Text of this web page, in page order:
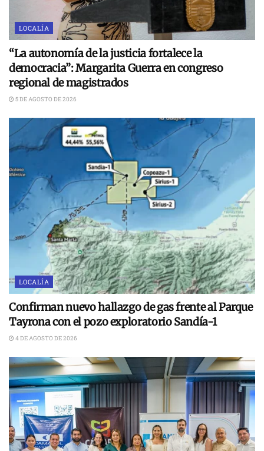
LOCALÍA
“La autonomía de la justicia fortalece la
democracia”: Margarita Guerra en congreso
regional de magistrados
5 DE AGOSTO DE 2026
LOCALÍA
Confirman nuevo hallazgo de gas frente al Parque
Tayrona con el pozo exploratorio Sandía-1
4 DE AGOSTO DE 2026